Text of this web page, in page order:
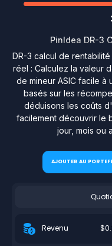
PinIdea DR-3
DR-3 calcul de
réel : Calculez la valeur
de mineur ASIC facile à
basés sur les
déduisons les coûts
facilement découvrir le
jour, mois ou
AJOUTER AU
Revenu